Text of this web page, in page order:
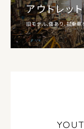
アウトレット
旧モデル、傷あり、試乗